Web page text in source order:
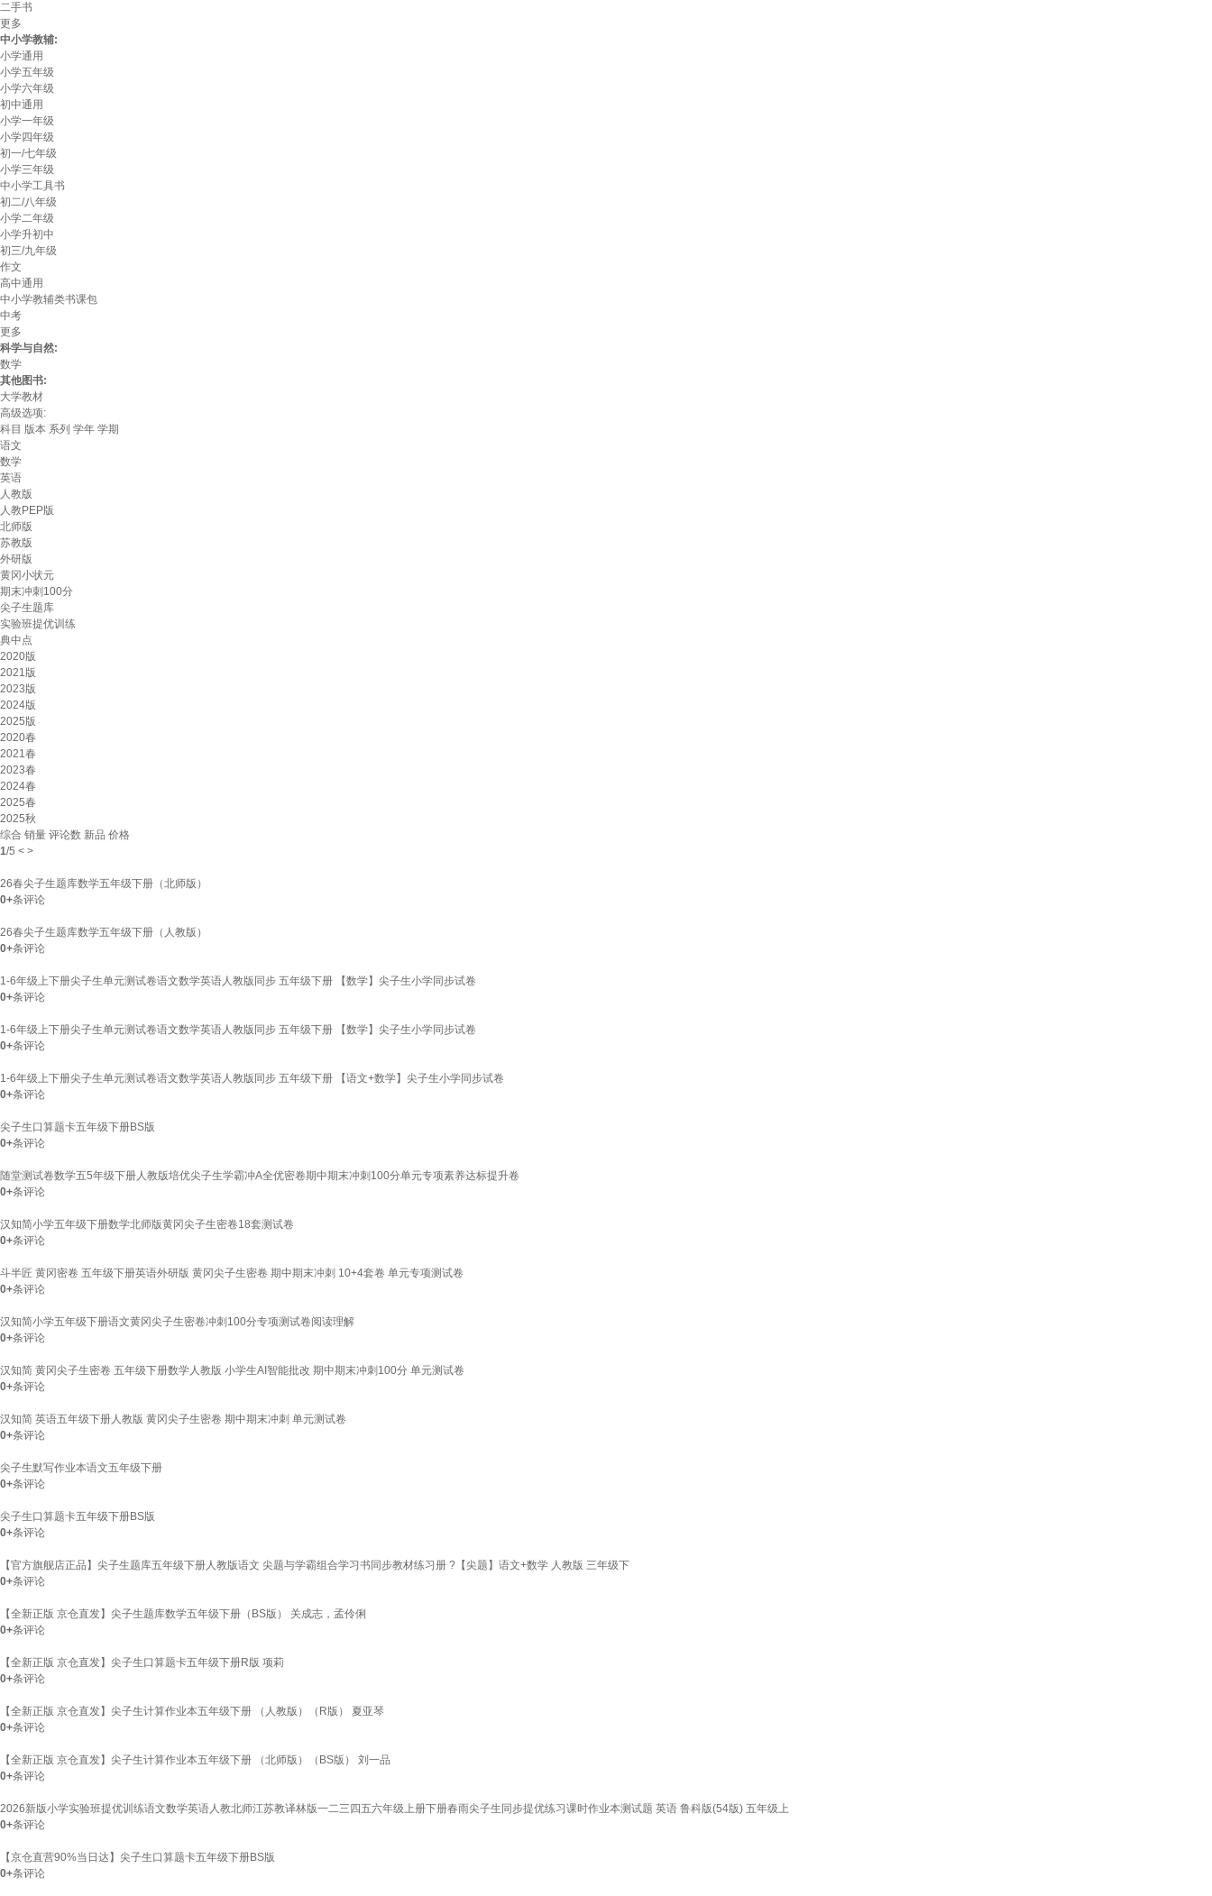
二手书
更多
中小学教辅:
小学通用
小学五年级
小学六年级
初中通用
小学一年级
小学四年级
初一/七年级
小学三年级
中小学工具书
初二/八年级
小学二年级
小学升初中
初三/九年级
作文
高中通用
中小学教辅类书课包
中考
更多
科学与自然:
数学
其他图书:
大学教材
高级选项:
科目 版本 系列 学年 学期
语文
数学
英语
人教版
人教PEP版
北师版
苏教版
外研版
黄冈小状元
期末冲刺100分
尖子生题库
实验班提优训练
典中点
2020版
2021版
2023版
2024版
2025版
2020春
2021春
2023春
2024春
2025春
2025秋
综合 销量 评论数 新品 价格
1/5 < >
26春尖子生题库数学五年级下册（北师版）
0+条评论
26春尖子生题库数学五年级下册（人教版）
0+条评论
1-6年级上下册尖子生单元测试卷语文数学英语人教版同步 五年级下册 【数学】尖子生小学同步试卷
0+条评论
1-6年级上下册尖子生单元测试卷语文数学英语人教版同步 五年级下册 【数学】尖子生小学同步试卷
0+条评论
1-6年级上下册尖子生单元测试卷语文数学英语人教版同步 五年级下册 【语文+数学】尖子生小学同步试卷
0+条评论
尖子生口算题卡五年级下册BS版
0+条评论
随堂测试卷数学五5年级下册人教版培优尖子生学霸冲A全优密卷期中期末冲刺100分单元专项素养达标提升卷
0+条评论
汉知简小学五年级下册数学北师版黄冈尖子生密卷18套测试卷
0+条评论
斗半匠 黄冈密卷 五年级下册英语外研版 黄冈尖子生密卷 期中期末冲刺 10+4套卷 单元专项测试卷
0+条评论
汉知简小学五年级下册语文黄冈尖子生密卷冲刺100分专项测试卷阅读理解
0+条评论
汉知简 黄冈尖子生密卷 五年级下册数学人教版 小学生AI智能批改 期中期末冲刺100分 单元测试卷
0+条评论
汉知简 英语五年级下册人教版 黄冈尖子生密卷 期中期末冲刺 单元测试卷
0+条评论
尖子生默写作业本语文五年级下册
0+条评论
尖子生口算题卡五年级下册BS版
0+条评论
【官方旗舰店正品】尖子生题库五年级下册人教版语文 尖题与学霸组合学习书同步教材练习册 ?【尖题】语文+数学 人教版 三年级下
0+条评论
【全新正版 京仓直发】尖子生题库数学五年级下册（BS版） 关成志，孟伶俐
0+条评论
【全新正版 京仓直发】尖子生口算题卡五年级下册R版 项莉
0+条评论
【全新正版 京仓直发】尖子生计算作业本五年级下册 （人教版）（R版） 夏亚琴
0+条评论
【全新正版 京仓直发】尖子生计算作业本五年级下册 （北师版）（BS版） 刘一品
0+条评论
2026新版小学实验班提优训练语文数学英语人教北师江苏教译林版一二三四五六年级上册下册春雨尖子生同步提优练习课时作业本测试题 英语 鲁科版(54版) 五年级上
0+条评论
【京仓直营90%当日达】尖子生口算题卡五年级下册BS版
0+条评论